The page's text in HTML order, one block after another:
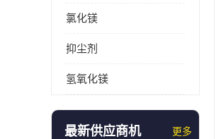
氯化镁
抑尘剂
氢氧化镁
最新供应商机 更多